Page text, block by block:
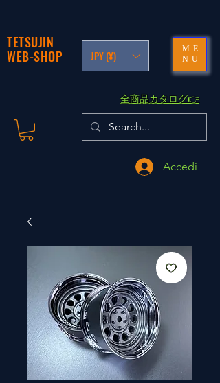
TETSUJIN
WEB-SHOP
JPY (¥)
ME
NU
​全商品カタログ👉
Accedi